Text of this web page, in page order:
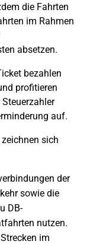
die Fahrten
im Rahmen
absetzen.
bezahlen
profitieren
auf.
zeichnen sich
der
sowie die
DB-
nutzen.
im